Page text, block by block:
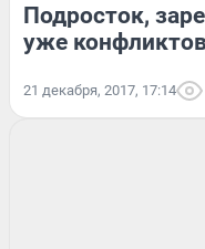
Подросток,
уже
21 декабря, 2017, 17:14